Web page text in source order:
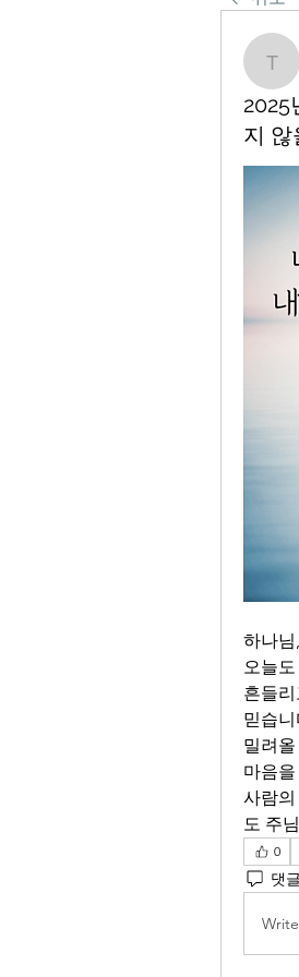
2025
지 않
하나님,
오늘
흔들
믿습
밀려
마음
사람
도 주
0
댓